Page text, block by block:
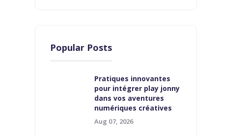
Popular Posts
Pratiques innovantes
pour intégrer play jonny
dans vos aventures
numériques créatives
Aug 07, 2026